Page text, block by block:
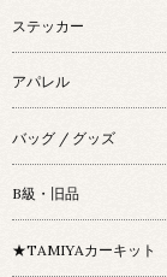
ステッカー
アパレル
バッグ / グッズ
B級・旧品
★TAMIYAカーキット